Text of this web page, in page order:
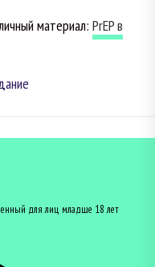
материал: PrEP в
для лиц младше 18 лет